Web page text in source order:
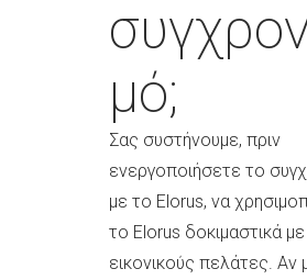
μό;
Σας συστήνουμε, πριν
ενεργοποιήσετε το
με το Elorus, να
το Elorus δοκιμαστικά με
εικονικούς πελάτες. Αν